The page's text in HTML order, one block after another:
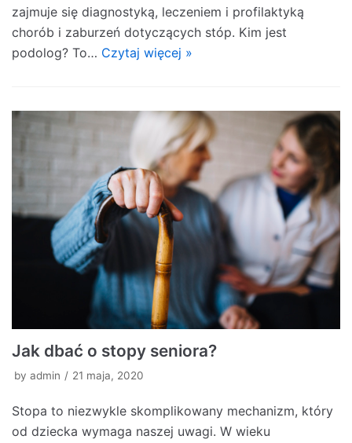
zajmuje się diagnostyką, leczeniem i profilaktyką
chorób i zaburzeń dotyczących stóp. Kim jest
podolog? To… Czytaj więcej »
Jak dbać o stopy seniora?
by admin 21 maja, 2020
Stopa to niezwykle skomplikowany mechanizm, który
od dziecka wymaga naszej uwagi. W wieku